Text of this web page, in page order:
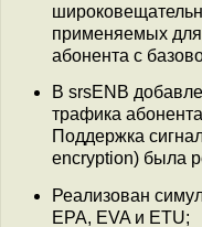
применяемых для
абонента с
В srsENB
трафика
Поддержка
encryption) была
Реализован
EPA, EVA и ETU;